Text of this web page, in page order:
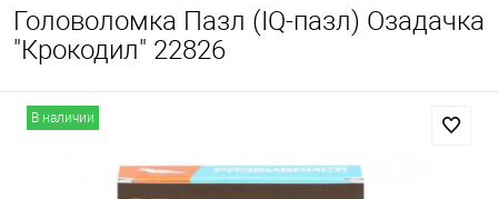
Головоломка Пазл (IQ-пазл) Озадачка
"Крокодил" 22826
В наличии